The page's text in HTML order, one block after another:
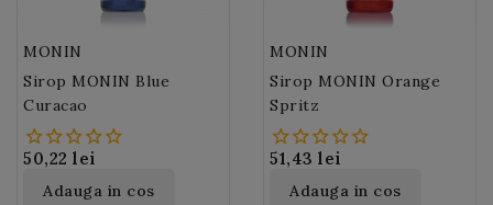
MONIN
Sirop MONIN Blue
Curacao
50,22 lei
Adauga in cos
MONIN
Sirop MONIN Orange
Spritz
51,43 lei
Adauga in cos